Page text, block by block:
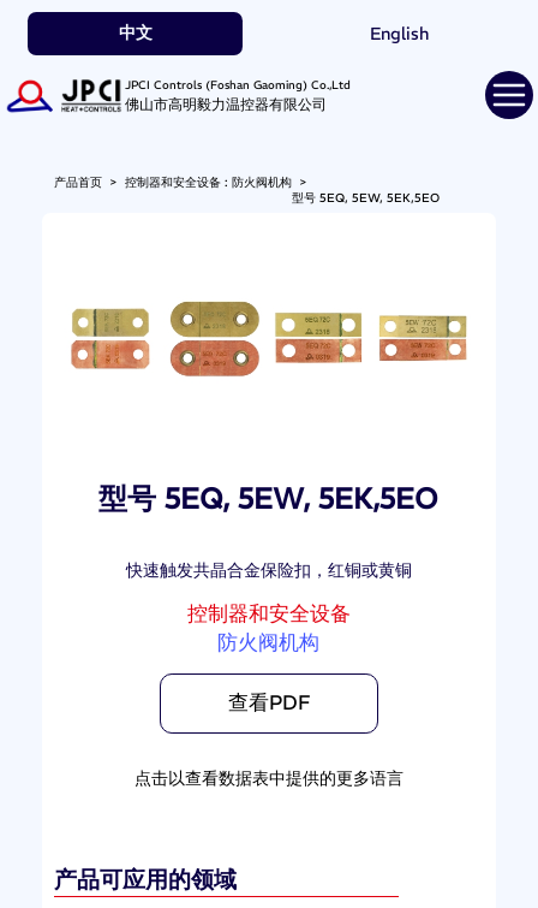
中文 English
JPCI Controls (Foshan Gaoming) Co.,Ltd
佛山市高明毅力温控器有限公司
产品首页> 控制器和安全设备 : 防火阀机构>
型号 5EQ, 5EW, 5EK,5EO
型号 5EQ, 5EW, 5EK,5EO
快速触发共晶合金保险扣，红铜或黄铜
控制器和安全设备
防火阀机构
查看PDF
点击以查看数据表中提供的更多语言
产品可应用的领域